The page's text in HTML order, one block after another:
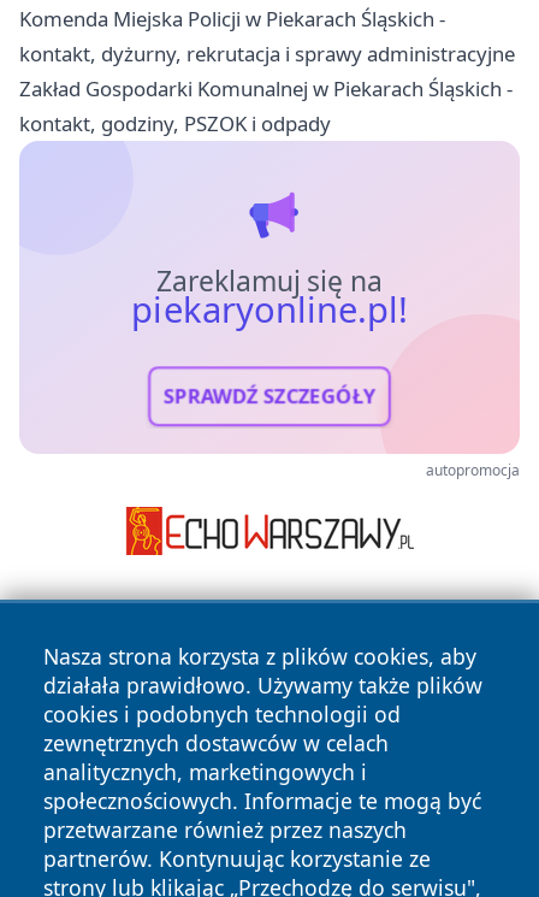
Komenda Miejska Policji w Piekarach Śląskich -
kontakt, dyżurny, rekrutacja i sprawy administracyjne
Zakład Gospodarki Komunalnej w Piekarach Śląskich -
kontakt, godziny, PSZOK i odpady
Zareklamuj się na
piekaryonline.pl!
SPRAWDŹ SZCZEGÓŁY
autopromocja
Nasza strona korzysta z plików cookies, aby
działała prawidłowo. Używamy także plików
cookies i podobnych technologii od
zewnętrznych dostawców w celach
analitycznych, marketingowych i
społecznościowych. Informacje te mogą być
przetwarzane również przez naszych
partnerów. Kontynuując korzystanie ze
strony lub klikając „Przechodzę do serwisu",
Copyright © 2026 piekaryonline.pl Wszystkie prawa
zastrzeżone.
News Autorzy
Polityka
Prywatności
Polityka
Cookies